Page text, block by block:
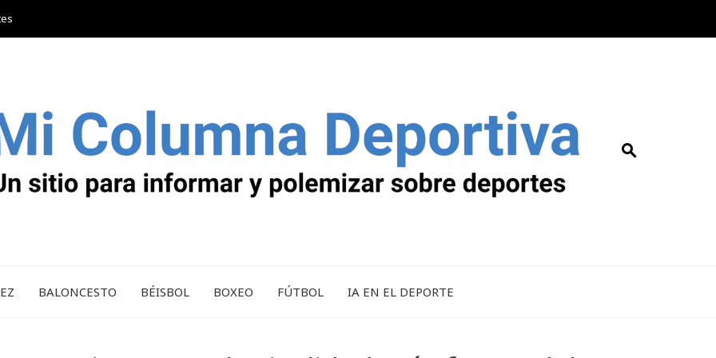
BALONCESTO BÉISBOL BOXEO FÚTBOL IA EN EL DEPORTE